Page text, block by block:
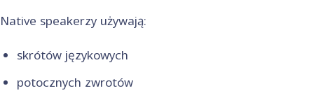
Native speakerzy używają:
skrótów językowych
potocznych zwrotów